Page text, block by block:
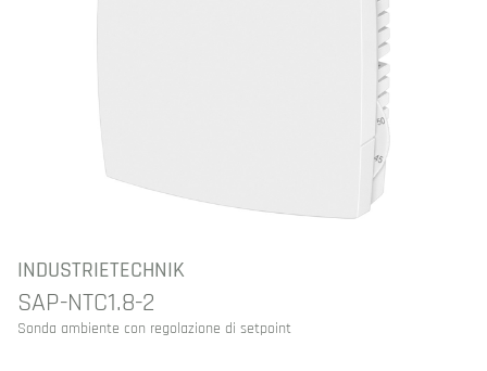
INDUSTRIETECHNIK
SAP-NTC1.8-2
Sonda ambiente con regolazione di setpoint